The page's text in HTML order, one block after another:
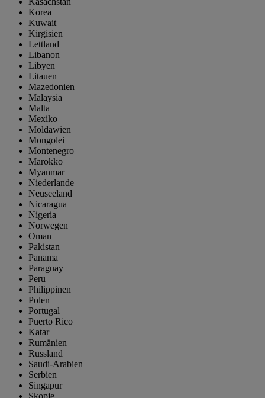
Korea
Kuwait
Kirgisien
Lettland
Libanon
Libyen
Litauen
Mazedonien
Malaysia
Malta
Mexiko
Moldawien
Mongolei
Montenegro
Marokko
Myanmar
Niederlande
Neuseeland
Nicaragua
Nigeria
Norwegen
Oman
Pakistan
Panama
Paraguay
Peru
Philippinen
Polen
Portugal
Puerto Rico
Katar
Rumänien
Russland
Saudi-Arabien
Serbien
Singapur
Skopje